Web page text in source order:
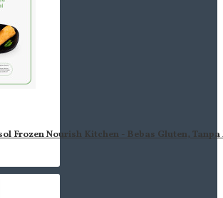
Frozen Nourish Kitchen - Bebas Gluten,